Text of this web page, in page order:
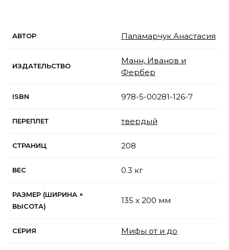
АВТОР Паламарчук Анастасия
ИЗДАТЕЛЬСТВО
Манн, Иванов и
Фербер
ISBN 978-5-00281-126-7
ПЕРЕПЛЕТ твердый
СТРАНИЦ 208
ВЕС 0.3 кг
РАЗМЕР (ШИРИНА ×
ВЫСОТА)
135 x 200 мм
СЕРИЯ Мифы от и до